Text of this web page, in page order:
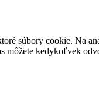
súbory cookie. Na
môžete kedykoľvek